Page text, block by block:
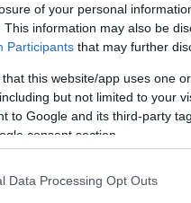
of your personal
This information may also be
Participants that may further
that this website/app uses one
but not limited to your
to Google and its third-party
consent section.
Data Processing Opt Outs
το ΕΘΝΟΣ στη Google
η Μίρτα Ντιάς-
Αντόνιο
Ισπανία, ήταν